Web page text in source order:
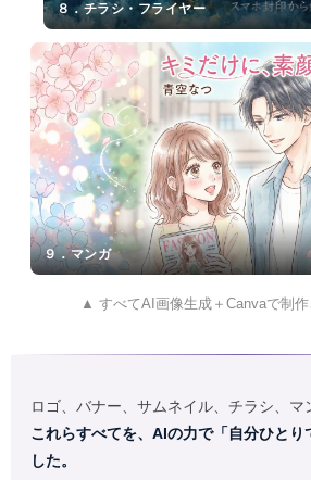
ク８．チラシ・フライヤー
９．マンガ
▲ すべてAI画像生成＋Canvaで制
ロゴ、バナー、サムネイル、チラシ、
これらすべてを、AIの力で「自分ひとり
した。